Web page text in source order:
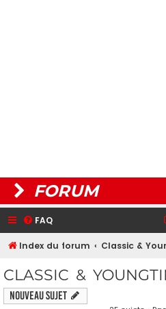
FORUM
FAQ
Index du forum Classic &
CLASSIC &
Nouveau sujet